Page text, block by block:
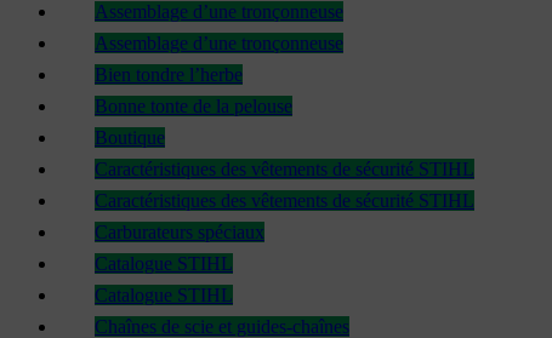
Assemblage d’une tronçonneuse
Assemblage d’une tronçonneuse
Bien tondre l’herbe
Bonne tonte de la pelouse
Boutique
Caractéristiques des vêtements de sécurité STIHL
Caractéristiques des vêtements de sécurité STIHL
Carburateurs spéciaux
Catalogue STIHL
Catalogue STIHL
Chaînes de scie et guides-chaînes